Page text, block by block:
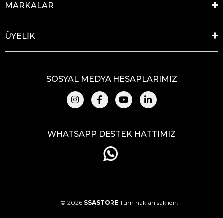
MARKALAR
ÜYELİK
SOSYAL MEDYA HESAPLARIMIZ
WHATSAPP DESTEK HATTIMIZ
© 2026 SSASTORE Tüm hakları saklıdır.